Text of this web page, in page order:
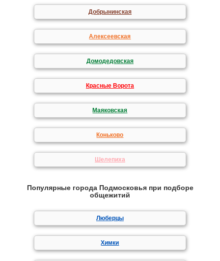
Добрынинская
Алексеевская
Домодедовская
Красные Ворота
Маяковская
Коньково
Шелепиха
Популярные города Подмосковья при подборе
общежитий
Люберцы
Химки